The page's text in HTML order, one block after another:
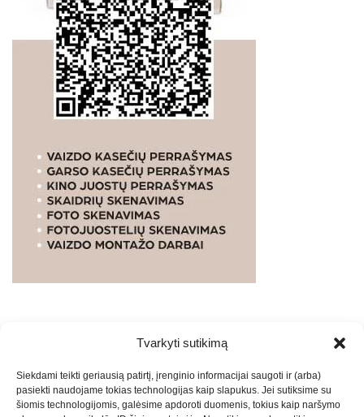
Tvarkyti sutikimą
Siekdami teikti geriausią patirtį, įrenginio informacijai saugoti ir (arba)
pasiekti naudojame tokias technologijas kaip slapukus. Jei sutiksime su
šiomis technologijomis, galėsime apdoroti duomenis, tokius kaip naršymo
PASLAUGOS. SEO tekstų rašymas, turinio kūrimas,
straipsnių rašymas ir talpinimas į mūsų valdomas